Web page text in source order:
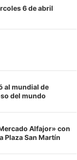
6 de abril
al mundial de
del mundo
Alfajor» con
Plaza San Martín